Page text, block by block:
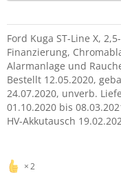
Ford Kuga ST-Line X,
Finanzierung,
Alarmanlage und
Bestellt 12.05.2020,
24.07.2020, unverb.
01.10.2020 bis
HV-Akkutausch
2